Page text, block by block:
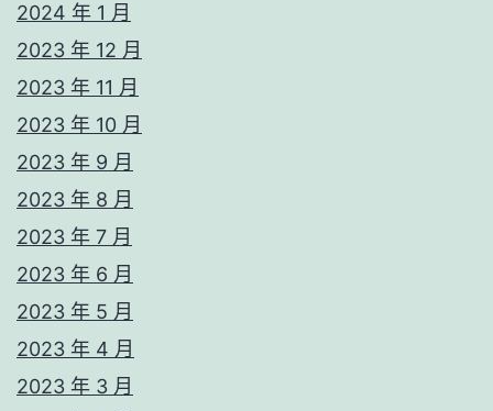
2024 年 1 月
2023 年 12 月
2023 年 11 月
2023 年 10 月
2023 年 9 月
2023 年 8 月
2023 年 7 月
2023 年 6 月
2023 年 5 月
2023 年 4 月
2023 年 3 月